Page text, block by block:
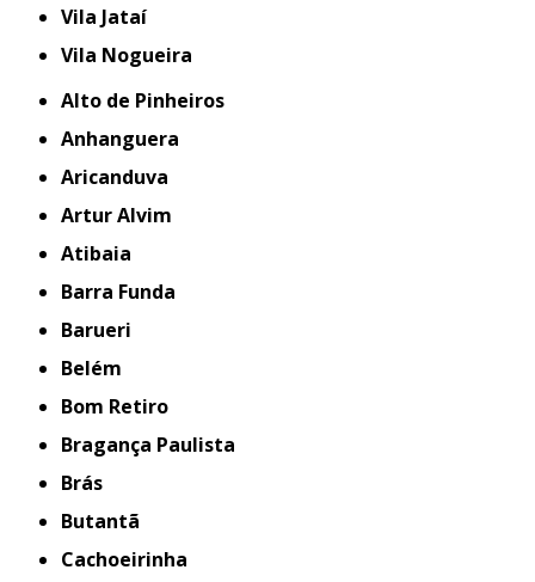
Vila Jataí
Vila Nogueira
Alto de Pinheiros
Anhanguera
Aricanduva
Artur Alvim
Atibaia
Barra Funda
Barueri
Belém
Bom Retiro
Bragança Paulista
Brás
Butantã
Cachoeirinha